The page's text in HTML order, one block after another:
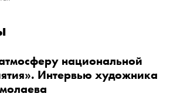
национальной
Интервью художника